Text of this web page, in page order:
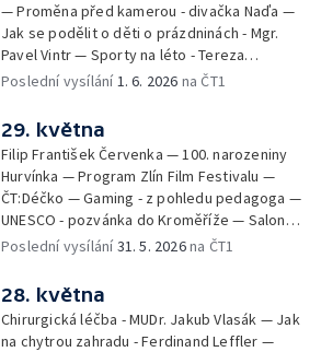
— Proměna před kamerou - divačka Naďa —
Jak se podělit o děti o prázdninách - Mgr.
Pavel Vintr — Sporty na léto - Tereza
Michalová — Černé ovce — Změny v
v Českém ráji - Tomáš Jeřábek, Magdalena
Borová, Eva Váchová
Poslední vysílání1. 6. 2026 na ČT1
29. května
Filip František Červenka — 100. narozeniny
Hurvínka — Program Zlín Film Festivalu —
ČT:Déčko — Gaming - z pohledu pedagoga —
UNESCO - pozvánka do Kroměříže — Salon
filmových klapek
Poslední vysílání31. 5. 2026na ČT1
28. května
Chirurgická léčba - MUDr. Jakub Vlasák — Jak
na chytrou zahradu - Ferdinand Leffler —